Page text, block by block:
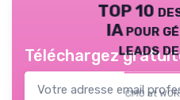
TOP 10
IA pour
leads
CMO at
Téléchargez